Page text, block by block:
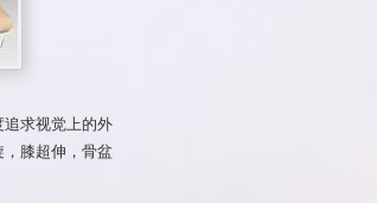
求视觉上的外
膝超伸，骨盆